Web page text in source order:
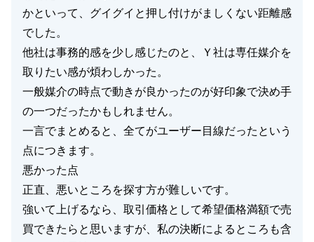
かといって、グイグイと押し付けがましくない距離感
でした。
他社は事務的感を少し感じたのと、Ｙ社は専任媒介を
取りたい感が煩わしかった。
一般媒介の時点で動きが良かったのが好印象で決め手
の一つだったかもしれません。
一言でまとめると、全てがユーザー目線だったという
点につきます。
悪かった点
正直、悪いところを探す方が難しいです。
強いて上げるなら、取引価格として希望価格満額で売
買できたらと思いますが、私の決断によるところも含